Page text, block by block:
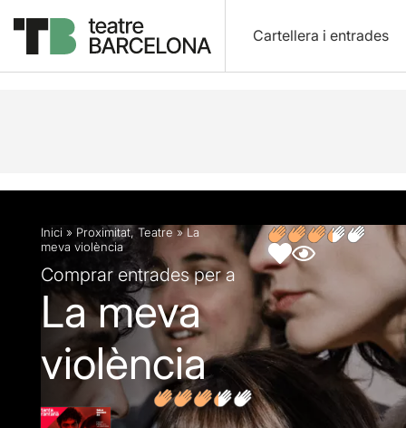
Cartellera i entrades
Descripció Fitxa artística Fotos i vídeos
Inici » Proximitat, Teatre »La
meva violència
Comprar entrades per a
La meva
violència